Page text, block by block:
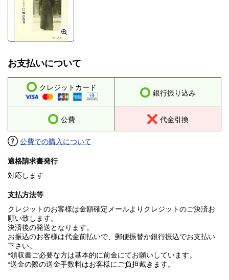
お支払いについて
クレジットカード
銀行振り込み
公費 代金引換
公費での購入について
適格請求書発行
対応します
支払方法等
クレジットのお客様は金額確定メールよりクレジットのご決済お
願い致します。
決済後の発送となります。
お振込のお客様は代金前払いで、郵便振替か銀行振込でお支払い
下さい。
*領収書ご必要な方は基本的に前金にてお願いしています。
*送金の際の送金手数料はお客様にご負担戴きます。